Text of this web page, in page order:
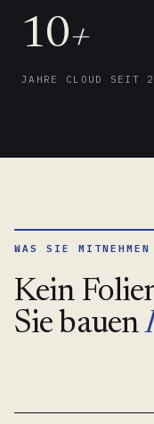
10+
JAHRE CLOUD SEIT
WAS SIE MITNEHMEN
Kein
Sie bauen